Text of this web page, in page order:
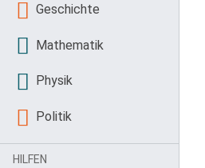
Geschichte
Mathematik
Physik
Politik
HILFEN